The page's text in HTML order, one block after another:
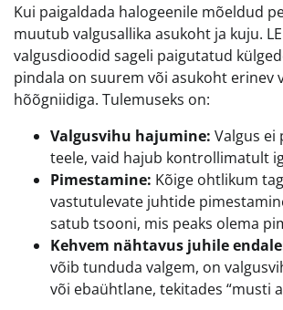
Kui paigaldada halogeenile mõeldud
muutub valgusallika asukoht ja kuju.
valgusdioodid sageli paigutatud
pindala on suurem või asukoht erinev
hõõgniidiga. Tulemuseks on:
Valgusvihu hajumine: Valgus ei
teele, vaid hajub kontrollimatult
Pimestamine: Kõige ohtlikum
vastutulevate juhtide
satub tsooni, mis peaks olema
Kehvem nähtavus juhile
võib tunduda valgem, on
või ebaühtlane, tekitades “musti